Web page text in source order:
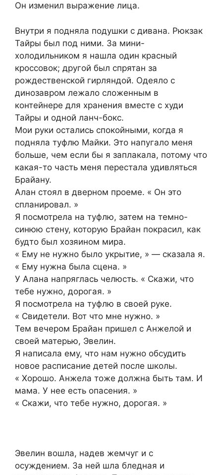
Он изменил выражение лица.
Внутри я подняла подушки с дивана. Рюкзак
Тайры был под ними. За мини-
холодильником я нашла один красный
кроссовок; другой был спрятан за
рождественской гирляндой. Одеяло с
динозавром лежало сложенным в
контейнере для хранения вместе с худи
Тайры и одной ланч-бокс.
Мои руки остались спокойными, когда я
подняла туфлю Майки. Это напугало меня
больше, чем если бы я заплакала, потому что
какая-то часть меня перестала удивляться
Брайану.
Алан стоял в дверном проеме. « Он это
спланировал. »
Я посмотрела на туфлю, затем на темно-
синюю стену, которую Брайан покрасил, как
будто был хозяином мира.
« Ему не нужно было укрытие, » — сказала я.
« Ему нужна была сцена. »
У Алана напряглась челюсть. « Скажи, что
тебе нужно, дорогая. »
Я посмотрела на туфлю в своей руке.
« Свидетели. Вот что мне нужно. »
Тем вечером Брайан пришел с Анжелой и
своей матерью, Эвелин.
Я написала ему, что нам нужно обсудить
новое расписание детей после школы.
« Хорошо. Анжела тоже должна быть там. И
мама. У нее есть опасения. »
« Скажи, что тебе нужно, дорогая. »
Эвелин вошла, надев жемчуг и с
осуждением. За ней шла бледная и